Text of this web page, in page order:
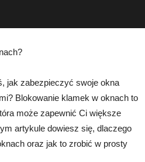
jak zabezpieczyć swoje okna
Blokowanie klamek w oknach to
może zapewnić Ci większe
artykule dowiesz się, dlaczego
oraz jak to zrobić w prosty